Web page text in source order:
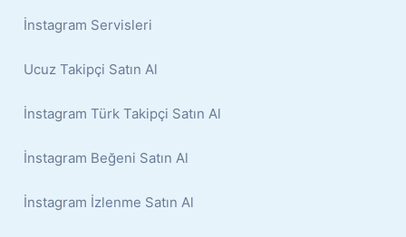
İnstagram Servisleri
Ucuz Takipçi Satın Al
İnstagram Türk Takipçi Satın Al
İnstagram Beğeni Satın Al
İnstagram İzlenme Satın Al